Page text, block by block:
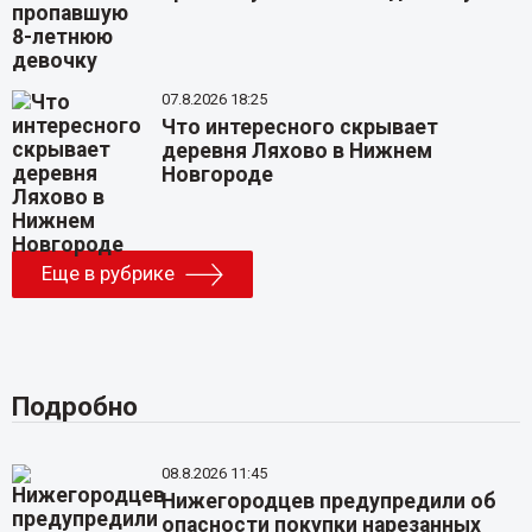
07.8.2026 18:25
Что интересного скрывает
деревня Ляхово в Нижнем
Новгороде
Еще в рубрике
Подробно
08.8.2026 11:45
Нижегородцев предупредили об
опасности покупки нарезанных